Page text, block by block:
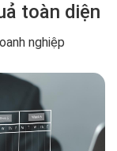
toàn diện
nghiệp